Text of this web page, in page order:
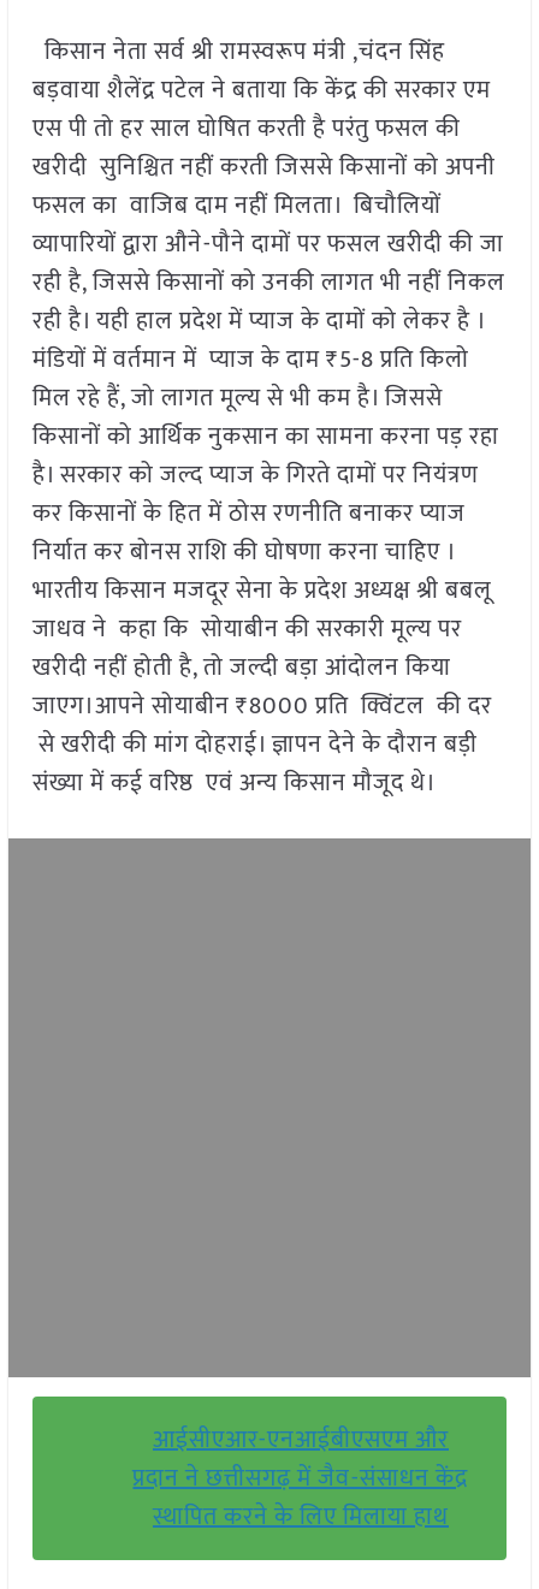
किसान नेता सर्व श्री रामस्वरूप मंत्री ,चंदन सिंह
बड़वाया शैलेंद्र पटेल ने बताया कि केंद्र की सरकार एम
एस पी तो हर साल घोषित करती है परंतु फसल की
खरीदी सुनिश्चित नहीं करती जिससे किसानों को अपनी
फसल का वाजिब दाम नहीं मिलता। बिचौलियों
व्यापारियों द्वारा औने-पौने दामों पर फसल खरीदी की जा
रही है, जिससे किसानों को उनकी लागत भी नहीं निकल
रही है। यही हाल प्रदेश में प्याज के दामों को लेकर है ।
मंडियों में वर्तमान में प्याज के दाम ₹5-8 प्रति किलो
मिल रहे हैं, जो लागत मूल्य से भी कम है। जिससे
किसानों को आर्थिक नुकसान का सामना करना पड़ रहा
है। सरकार को जल्द प्याज के गिरते दामों पर नियंत्रण
कर किसानों के हित में ठोस रणनीति बनाकर प्याज
निर्यात कर बोनस राशि की घोषणा करना चाहिए ।
भारतीय किसान मजदूर सेना के प्रदेश अध्यक्ष श्री बबलू
जाधव ने कहा कि सोयाबीन की सरकारी मूल्य पर
खरीदी नहीं होती है, तो जल्दी बड़ा आंदोलन किया
जाएग।आपने सोयाबीन ₹8000 प्रति क्विंटल की दर
से खरीदी की मांग दोहराई। ज्ञापन देने के दौरान बड़ी
संख्या में कई वरिष्ठ एवं अन्य किसान मौजूद थे।
आईसीएआर-एनआईबीएसएम और
प्रदान ने छत्तीसगढ़ में जैव-संसाधन केंद्र
स्थापित करने के लिए मिलाया हाथ